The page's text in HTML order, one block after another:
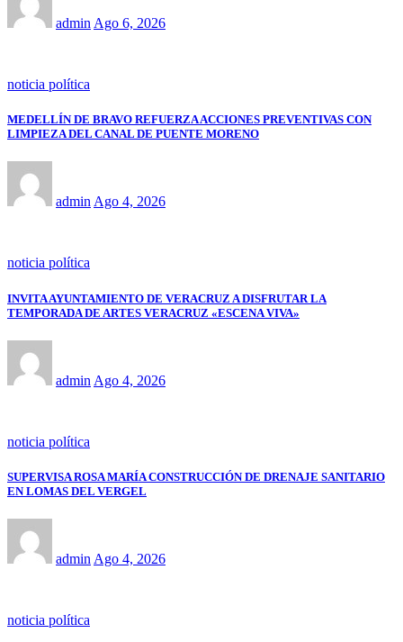
admin Ago 6, 2026
noticia política
MEDELLÍN DE BRAVO REFUERZA ACCIONES PREVENTIVAS CON
LIMPIEZA DEL CANAL DE PUENTE MORENO
adminAgo 4, 2026
noticia política
INVITA AYUNTAMIENTO DE VERACRUZ A DISFRUTAR LA
TEMPORADA DE ARTES VERACRUZ «ESCENA VIVA»
admin Ago 4, 2026
noticia política
SUPERVISA ROSA MARÍA CONSTRUCCIÓN DE DRENAJE SANITARIO
EN LOMAS DEL VERGEL
admin Ago 4, 2026
noticia política